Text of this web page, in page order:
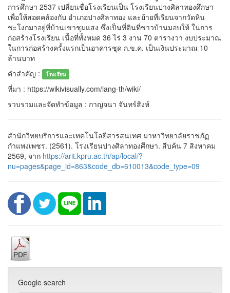
การศึกษา 2537 เปลี่ยนชื่อโรงเรียนเป็น โรงเรียนปางศิลาทองศึกษา
เพื่อให้สอดคล้องกับ อำเภอปางศิลาทอง และย้ายที่เรียนจากวัดหิน
ชะโงกมาอยู่ที่บ้านเขาชุมแสง ซึ่งเป็นที่ดินที่ชาวบ้านมอบให้ ในการ
ก่อสร้างโรงเรียน เนื้อที่ทั้งหมด 36 ไร่ 3 งาน 70 ตารางวา งบประมาณ
ในการก่อสร้างครั้งแรกเป็นอาคารชุด ก.ข.ค. เป็นเงินประมาณ 10
ล้านบาท
คำสำคัญ :
โรงเรียน
ที่มา : https://wikivisually.com/lang-th/wiki/
รวบรวมและจัดทำข้อมูล : กาญจนา จันทร์สิงห์
สำนักวิทยบริการและเทคโนโลยีสารสนเทศ มาหาวิทยาลัยราชภัฏ
กำแพงเพชร. (2561). โรงเรียนปางศิลาทองศึกษา. สืบค้น 7 สิงหาคม
2569, จาก https://arit.kpru.ac.th/ap/local/?
nu=pages&page_id=863&code_db=610013&code_type=09
Google search